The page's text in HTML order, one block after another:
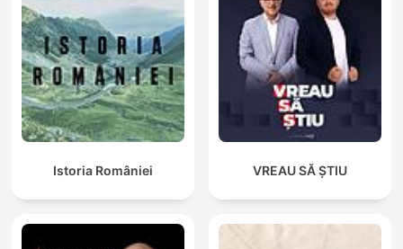
Istoria României VREAU SĂ ȘTIU